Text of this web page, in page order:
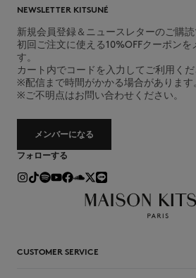
NEWSLETTER KITSUNÉ
新規会員登録＆ニュースレターのご購読
初回ご注文に使える10%OFFクーポンを
す。
カート内でコードを入力してご利用くだ
※配信まで時間がかかる場合があります
※ご不明点はお問い合わせください。
メンバーになる
フォローする
CUSTOMER SERVICE